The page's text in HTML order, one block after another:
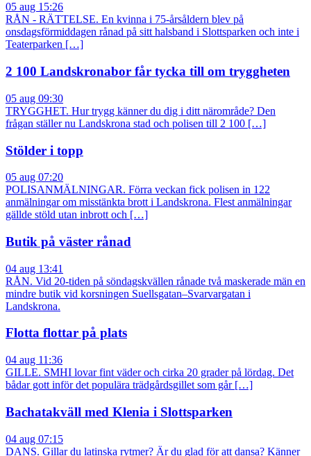
05 aug 15:26
RÅN - RÄTTELSE. En kvinna i 75-årsåldern blev på
onsdagsförmiddagen rånad på sitt halsband i Slottsparken och inte i
Teaterparken […]
2 100 Landskronabor får tycka till om tryggheten
05 aug 09:30
TRYGGHET. Hur trygg känner du dig i ditt närområde? Den
frågan ställer nu Landskrona stad och polisen till 2 100 […]
Stölder i topp
05 aug 07:20
POLISANMÄLNINGAR. Förra veckan fick polisen in 122
anmälningar om misstänkta brott i Landskrona. Flest anmälningar
gällde stöld utan inbrott och […]
Butik på väster rånad
04 aug 13:41
RÅN. Vid 20-tiden på söndagskvällen rånade två maskerade män en
mindre butik vid korsningen Suellsgatan–Svarvargatan i
Landskrona.
Flotta flottar på plats
04 aug 11:36
GILLE. SMHI lovar fint väder och cirka 20 grader på lördag. Det
bådar gott inför det populära trädgårdsgillet som går […]
Bachatakväll med Klenia i Slottsparken
04 aug 07:15
DANS. Gillar du latinska rytmer? Är du glad för att dansa? Känner